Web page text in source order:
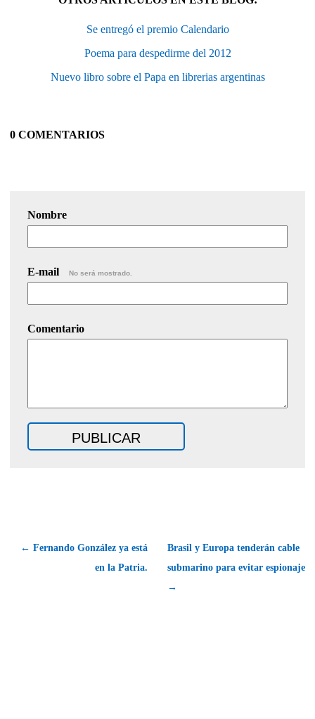
Se entregó el premio Calendario
Poema para despedirme del 2012
Nuevo libro sobre el Papa en librerias argentinas
0 COMENTARIOS
Nombre
E-mail No será mostrado.
Comentario
← Fernando González ya está
en la Patria.
Brasil y Europa tenderán cable
submarino para evitar espionaje
→